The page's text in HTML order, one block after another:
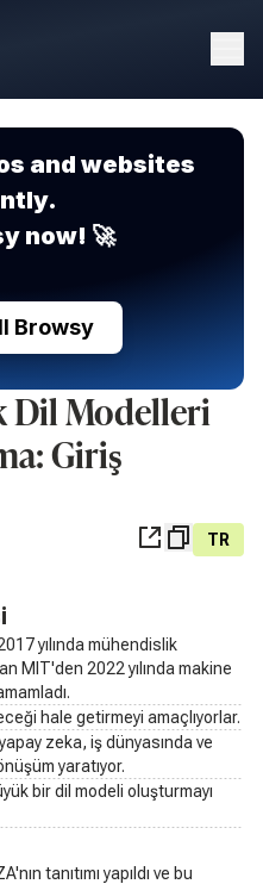
and websites
now! 🚀
Browsy
Dil Modelleri
Giriş
TR
yılında mühendislik
MIT'den 2022 yılında makine
hale getirmeyi amaçlıyorlar.
zeka, iş dünyasında ve
yaratıyor.
bir dil modeli oluşturmayı
tanıtımı yapıldı ve bu